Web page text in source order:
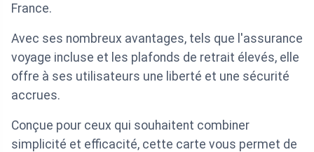
France.
Avec ses nombreux avantages, tels que l'assurance
voyage incluse et les plafonds de retrait élevés, elle
offre à ses utilisateurs une liberté et une sécurité
accrues.
Conçue pour ceux qui souhaitent combiner
simplicité et efficacité, cette carte vous permet de